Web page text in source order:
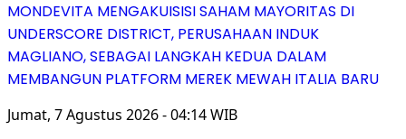
MONDEVITA MENGAKUISISI SAHAM MAYORITAS DI
UNDERSCORE DISTRICT, PERUSAHAAN INDUK
MAGLIANO, SEBAGAI LANGKAH KEDUA DALAM
MEMBANGUN PLATFORM MEREK MEWAH ITALIA BARU
Jumat, 7 Agustus 2026 - 04:14 WIB